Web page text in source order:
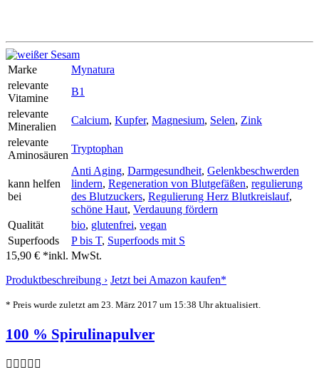
Marke
Mynatura
relevante
Vitamine
B1
relevante
Mineralien
Calcium, Kupfer, Magnesium, Selen, Zink
relevante
Aminosäuren
Tryptophan
kann helfen
bei
Anti Aging, Darmgesundheit, Gelenkbeschwerden
lindern, Regeneration von Blutgefäßen, regulierung
des Blutzuckers, Regulierung Herz Blutkreislauf,
schöne Haut, Verdauung fördern
Qualität
bio, glutenfrei, vegan
Superfoods
P bis T, Superfoods mit S
15,90 € *inkl. MwSt.
Produktbeschreibung › Jetzt bei Amazon kaufen*
* Preis wurde zuletzt am 23. März 2017 um 15:38 Uhr aktualisiert.
100 % Spirulinapulver